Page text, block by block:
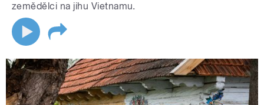
zemědělci na jihu Vietnamu.